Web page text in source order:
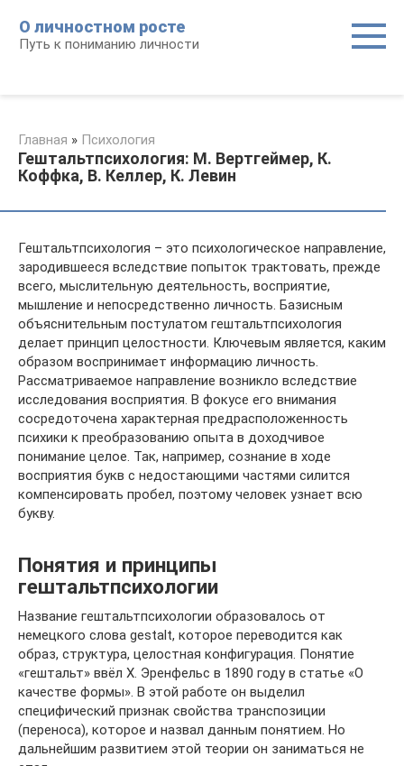
контенту
О личностном росте
Путь к пониманию личности
Главная » Психология
Гештальтпсихология: М. Вертгеймер, К.
Коффка, В. Келлер, К. Левин
Гештальтпсихология – это психологическое направление,
зародившееся вследствие попыток трактовать, прежде
всего, мыслительную деятельность, восприятие,
мышление и непосредственно личность. Базисным
объяснительным постулатом гештальтпсихология
делает принцип целостности. Ключевым является, каким
образом воспринимает информацию личность.
Рассматриваемое направление возникло вследствие
исследования восприятия. В фокусе его внимания
сосредоточена характерная предрасположенность
психики к преобразованию опыта в доходчивое
понимание целое. Так, например, сознание в ходе
восприятия букв с недостающими частями силится
компенсировать пробел, поэтому человек узнает всю
букву.
Понятия и принципы
гештальтпсихологии
Название гештальтпсихологии образовалось от
немецкого слова gestalt, которое переводится как
образ, структура, целостная конфигурация. Понятие
«гештальт» ввёл Х. Эренфельс в 1890 году в статье «О
качестве формы». В этой работе он выделил
специфический признак свойства транспозиции
(переноса), которое и назвал данным понятием. Но
дальнейшим развитием этой теории он заниматься не